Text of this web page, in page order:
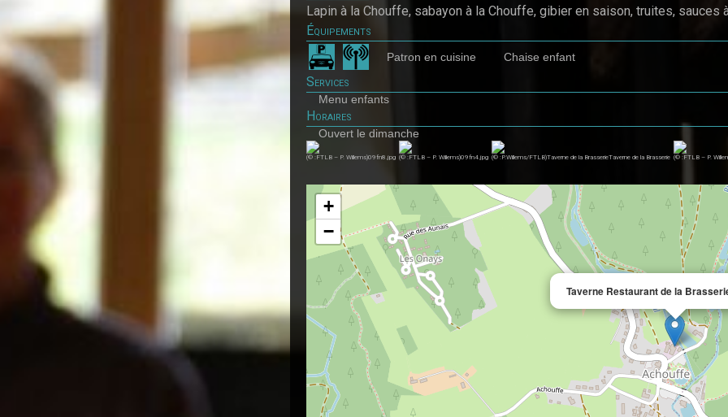
Lapin à la Chouffe, sabayon à la Chouffe, gibier en saison, truites, sauces
Équipements
Patron en cuisine Chaise enfant
Services
Menu enfants
Horaires
Ouvert le dimanche
(© :FTLB – P. Willems)09fn8.jpg (© :FTLB – P. Willems)09fn4.jpg (© :P.Willems/FTLB)Taverne de la BrasserieTaverne de la Brasserie (© :FTLB – P.
Taverne Restaurant de la
+
−